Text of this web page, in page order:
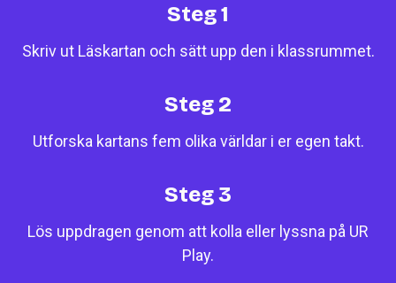
Steg 1
Skriv ut Läskartan och sätt upp den i klassrummet.
Steg 2
Utforska kartans fem olika världar i er egen takt.
Steg 3
Lös uppdragen genom att kolla eller lyssna på UR
Play.